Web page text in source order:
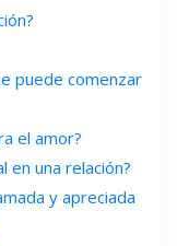
puede comenzar
el amor?
en una relación?
y apreciada